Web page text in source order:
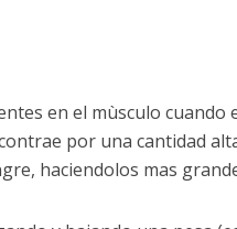
en el mùsculo
por una cantidad
haciendolos mas